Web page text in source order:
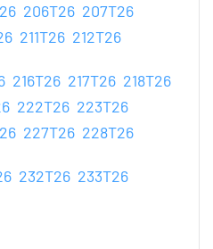
206T26 207T26
211T26 212T26
216T26 217T26 218T26
222T26 223T26
227T26 228T26
232T26 233T26